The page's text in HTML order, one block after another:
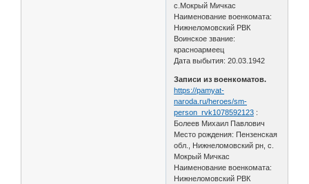
с.Мокрый Мичкас
Наименование военкомата:
Нижнеломовский РВК
Воинское звание:
красноармеец
Дата выбытия: 20.03.1942
Записи из военкоматов.
https://pamyat-
naroda.ru/heroes/sm-
person_rvk1078592123 :
Болеев Михаил Павлович
Место рождения: Пензенская
обл., Нижнеломовский рн, с.
Мокрый Мичкас
Наименование военкомата:
Нижнеломовский РВК